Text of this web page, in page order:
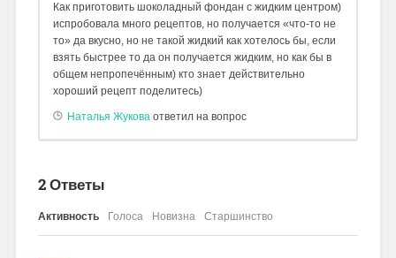
Как приготовить шоколадный фондан с жидким центром)
испробовала много рецептов, но получается «что-то не
то» да вкусно, но не такой жидкий как хотелось бы, если
взять быстрее то да он получается жидким, но как бы в
общем непропечённым) кто знает действительно
хороший рецепт поделитесь)
Наталья Жуковаответил на вопрос
2Ответы
Активность Голоса Новизна Старшинство